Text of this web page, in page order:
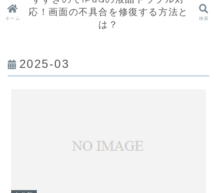
2025-03
ホーム
応！画面の不具合を修復する方法と
は？
検索